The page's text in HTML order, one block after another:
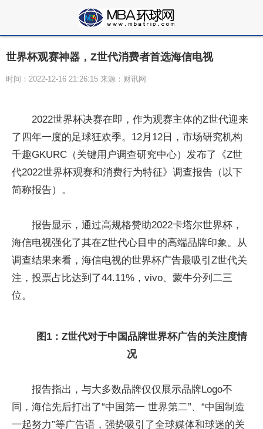
世界杯观赛神器，Z世代消费者首选海信电视
时间：2022-12-16 21:26:15 来源：财讯网
2022世界杯决赛在即，作为观赛主体的Z世代迎来
了四年一度的足球狂欢季。12月12日，市场研究机构
千趣GKURC（关键用户调查研究中心）发布了《Z世
代2022世界杯观赛和消费行为特征》调查报告（以下
简称报告）。
报告显示，通过高规格赞助2022卡塔尔世界杯，
海信电视强化了其在Z世代心目中的高端品牌印象。从
调查结果来看，海信电视的世界杯广告最吸引Z世代关
注，投票占比达到了44.11%，vivo、蒙牛分列二三
位。
图1：Z世代对于中国品牌世界杯广告的关注度情
况
报告指出，与大多数品牌仅仅展示品牌Logo不
同，海信先后打出了“中国第一 世界第二”、“中国制造
一起努力”等广告语，强势吸引了全球媒体和球迷的关